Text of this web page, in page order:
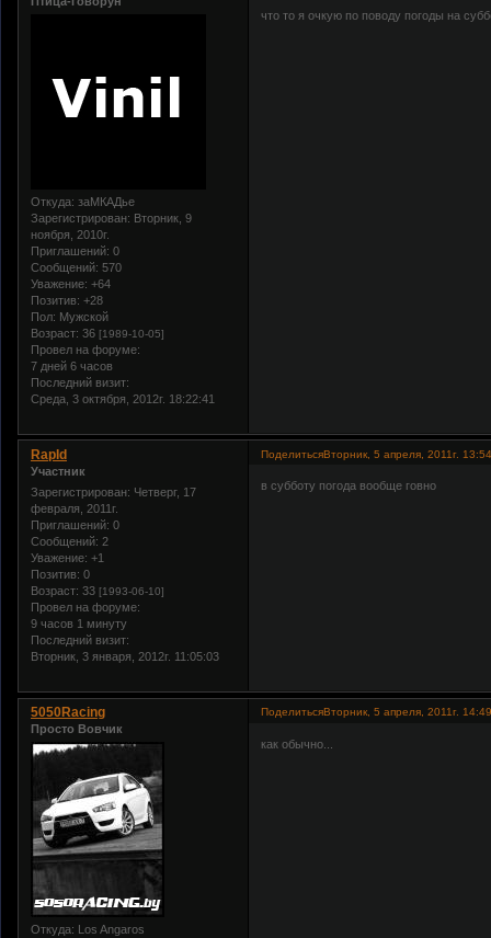
Откуда: заМКАДье
Зарегистрирован: Вторник, 9
ноября, 2010г.
Приглашений: 0
Сообщений: 570
Уважение: +64
Позитив: +28
Пол: Мужской
Возраст: 36 [1989-10-05]
Провел на форуме:
7 дней 6 часов
Последний визит:
Среда, 3 октября, 2012г. 18:22:41
что то я очкую по поводу погоды на
ПоделитьсяВторник, 5 апреля, 2011г.
RapId
Участник
Зарегистрирован: Четверг, 17
февраля, 2011г.
Приглашений: 0
Сообщений: 2
Уважение: +1
Позитив: 0
Возраст: 33 [1993-06-10]
Провел на форуме:
9 часов 1 минуту
Последний визит:
Вторник, 3 января, 2012г. 11:05:03
в субботу погода вообще говно
ПоделитьсяВторник, 5 апреля, 2011г.
5050Racing
Просто Вовчик
Откуда: Los Angaros
как обычно...